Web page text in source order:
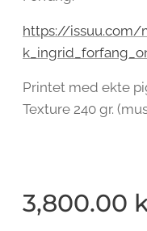
https://issuu.com/
Printet med ekte
Texture 240 gr.
3,800.00